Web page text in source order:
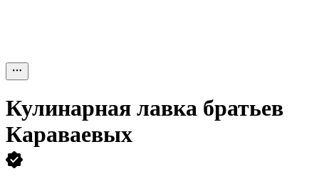
Кулинарная лавка братьев
Караваевых